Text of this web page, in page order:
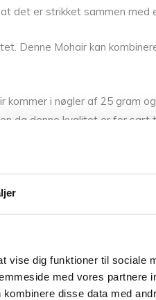
vise dig funktioner til sociale
med vores partnere
disse data med
det er strikket sammen
Denne Mohair kan
i nøgler af 25 gram
da denne kvalitet er for
Marianne og Helga Isager,
den rigtige garn kvalitet
lige er dig, så kan du se